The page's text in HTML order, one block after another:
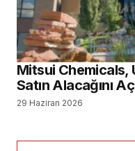
Mitsui Chemicals,
Satın Alacağını
29 Haziran 2026